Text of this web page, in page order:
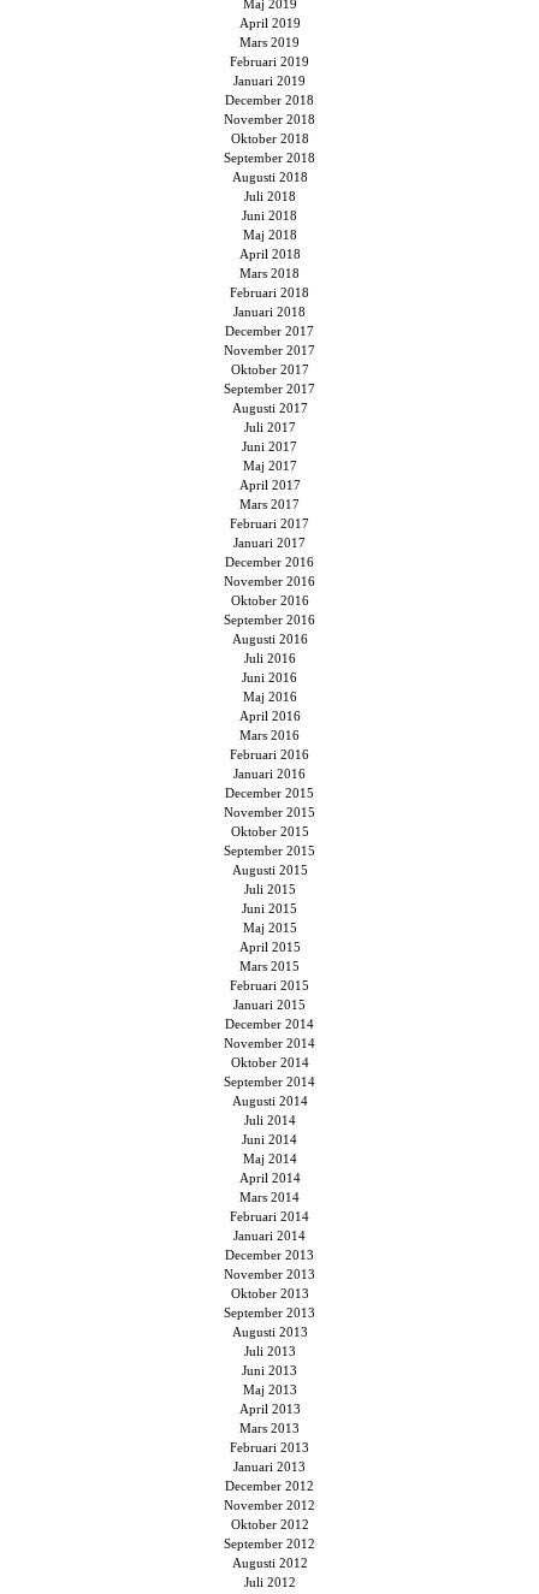
Maj 2019
April 2019
Mars 2019
Februari 2019
Januari 2019
December 2018
November 2018
Oktober 2018
September 2018
Augusti 2018
Juli 2018
Juni 2018
Maj 2018
April 2018
Mars 2018
Februari 2018
Januari 2018
December 2017
November 2017
Oktober 2017
September 2017
Augusti 2017
Juli 2017
Juni 2017
Maj 2017
April 2017
Mars 2017
Februari 2017
Januari 2017
December 2016
November 2016
Oktober 2016
September 2016
Augusti 2016
Juli 2016
Juni 2016
Maj 2016
April 2016
Mars 2016
Februari 2016
Januari 2016
December 2015
November 2015
Oktober 2015
September 2015
Augusti 2015
Juli 2015
Juni 2015
Maj 2015
April 2015
Mars 2015
Februari 2015
Januari 2015
December 2014
November 2014
Oktober 2014
September 2014
Augusti 2014
Juli 2014
Juni 2014
Maj 2014
April 2014
Mars 2014
Februari 2014
Januari 2014
December 2013
November 2013
Oktober 2013
September 2013
Augusti 2013
Juli 2013
Juni 2013
Maj 2013
April 2013
Mars 2013
Februari 2013
Januari 2013
December 2012
November 2012
Oktober 2012
September 2012
Augusti 2012
Juli 2012